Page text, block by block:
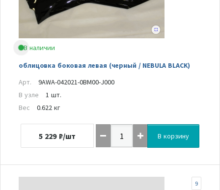
В наличии
облицовка боковая левая (черный / NEBULA BLACK)
Арт.
9AWA-042021-0BM00-J000
В узле
1 шт.
Вес
0.622 кг
5 229 ₽/шт В корзину
9